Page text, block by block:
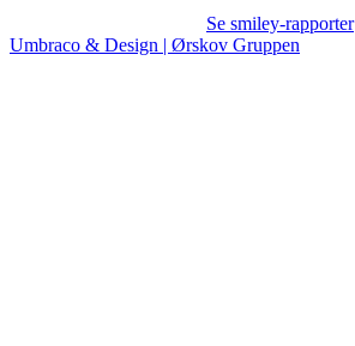
Se smiley-rapporter
Umbraco & Design | Ørskov Gruppen